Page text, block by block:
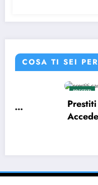
COSA TI SEI
Prestiti
Accedere al